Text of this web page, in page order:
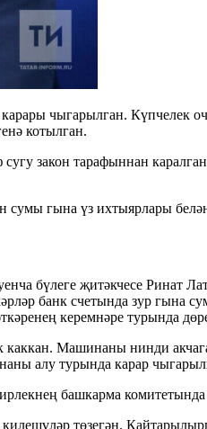
чыгарылган. Күпчелек
котылган.
закон тарафыннан
сумы гына үз ихтыярлары
бүлеге җитәкчесе Ринат
банк счетында зур
керемнәре турында
Машинаны нинди
алу турында карар
башкарма
төзегән.